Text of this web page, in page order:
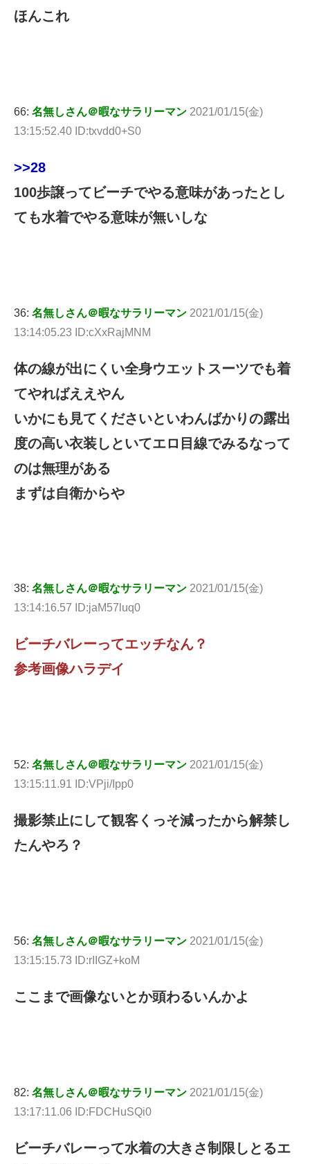
ほんこれ
66: 名無しさん＠暇なサラリーマン 2021/01/15(金)
13:15:52.40 ID:txvdd0+S0
>>28
100歩譲ってビーチでやる意味があったとし
ても水着でやる意味が無いしな
36: 名無しさん＠暇なサラリーマン 2021/01/15(金)
13:14:05.23 ID:cXxRajMNM
体の線が出にくい全身ウエットスーツでも着
てやればええやん
いかにも見てくださいといわんばかりの露出
度の高い衣装しといてエロ目線でみるなって
のは無理がある
まずは自衛からや
38: 名無しさん＠暇なサラリーマン 2021/01/15(金)
13:14:16.57 ID:jaM57luq0
ビーチバレーってエッチなん？
参考画像ハラデイ
52: 名無しさん＠暇なサラリーマン 2021/01/15(金)
13:15:11.91 ID:VPji/Ipp0
撮影禁止にして観客くっそ減ったから解禁し
たんやろ？
56: 名無しさん＠暇なサラリーマン 2021/01/15(金)
13:15:15.73 ID:rIIGZ+koM
ここまで画像ないとか頭わるいんかよ
82: 名無しさん＠暇なサラリーマン 2021/01/15(金)
13:17:11.06 ID:FDCHuSQi0
ビーチバレーって水着の大きさ制限しとるエ